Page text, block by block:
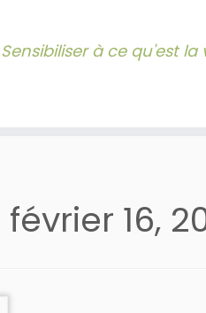
Sensibiliser à ce qu'est
février 16,